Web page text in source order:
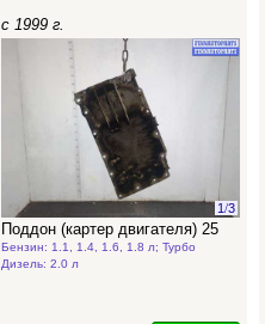
с 1999 г.
1/3
Поддон (картер двигателя) 25
Бензин: 1.1, 1.4, 1.6, 1.8 л; Турбо
Дизель: 2.0 л